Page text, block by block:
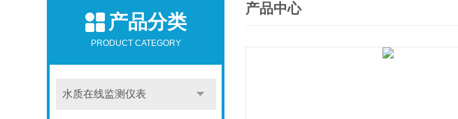
产品分类
PRODUCT CATEGORY
水质在线监测仪表
产品中心